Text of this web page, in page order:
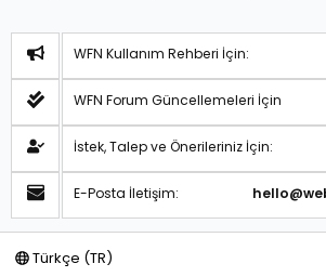
WFN Kullanım Rehberi İçin:
WFN Forum Güncellemeleri İçin
İstek, Talep ve Önerileriniz İçin:
E-Posta İletişim:
Türkçe (TR)